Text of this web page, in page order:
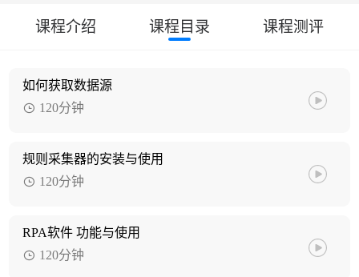
课程介绍 课程目录 课程测评
如何获取数据源
120分钟
规则采集器的安装与使用
120分钟
RPA软件 功能与使用
120分钟